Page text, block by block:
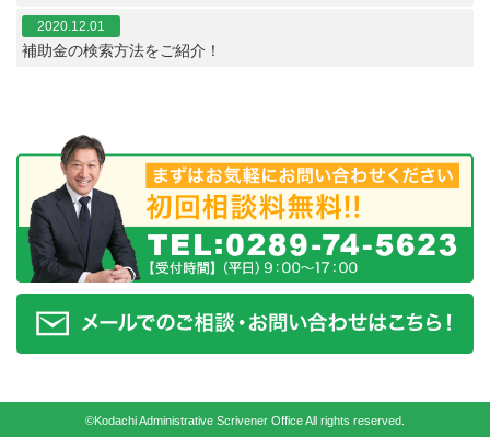
2020.12.01
補助金の検索方法をご紹介！
©Kodachi Administrative Scrivener Office All rights reserved.